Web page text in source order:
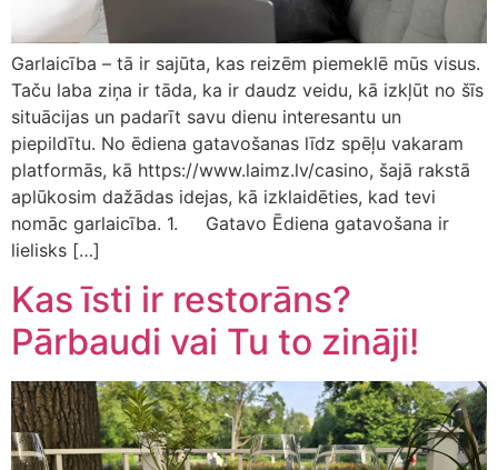
Garlaicība – tā ir sajūta, kas reizēm piemeklē mūs visus.
Taču laba ziņa ir tāda, ka ir daudz veidu, kā izkļūt no šīs
situācijas un padarīt savu dienu interesantu un
piepildītu. No ēdiena gatavošanas līdz spēļu vakaram
platformās, kā https://www.laimz.lv/casino, šajā rakstā
aplūkosim dažādas idejas, kā izklaidēties, kad tevi
nomāc garlaicība. 1. Gatavo Ēdiena gatavošana ir
lielisks […]
Kas īsti ir restorāns?
Pārbaudi vai Tu to zināji!